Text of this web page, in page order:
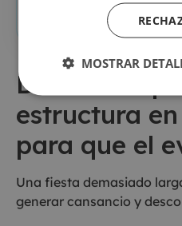
Ver todos
Diseño del
estructura
para que el
Una fiesta demasiado
generar cansancio y
MOSTRAR